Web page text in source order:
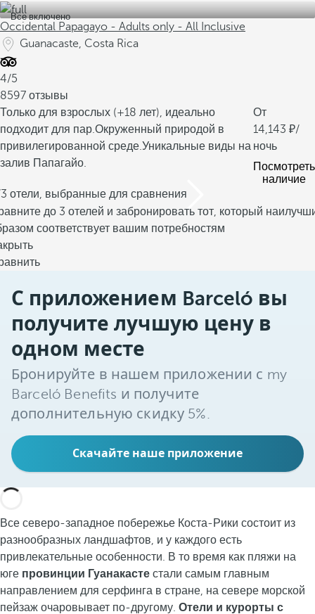
Все включено
Occidental Papagayo - Adults only - All Inclusive
Guanacaste, Costa Rica
4/5
8597 отзывы
Только для взрослых (+18 лет), идеально
подходит для пар.Окруженный природой в
привилегированной среде.Уникальные виды на
залив Папагайо.
От
14,143
/
ночь
Посмотреть
наличие
отели, выбранные для сравнения
до 3 отелей и забронировать тот, который
соответствует вашим потребностям
С приложением Barceló вы
получите лучшую цену в
одном месте
Бронируйте в нашем приложении с my
Barceló Benefits и получите
дополнительную скидку 5%.
Скачайте наше приложение
Все северо-западное побережье Коста-Рики состоит из
разнообразных ландшафтов, и у каждого есть
привлекательные особенности. В то время как пляжи на
юге провинции Гуанакасте стали самым главным
направлением для серфинга в стране, на севере морской
пейзаж очаровывает по-другому. Отели и курорты с